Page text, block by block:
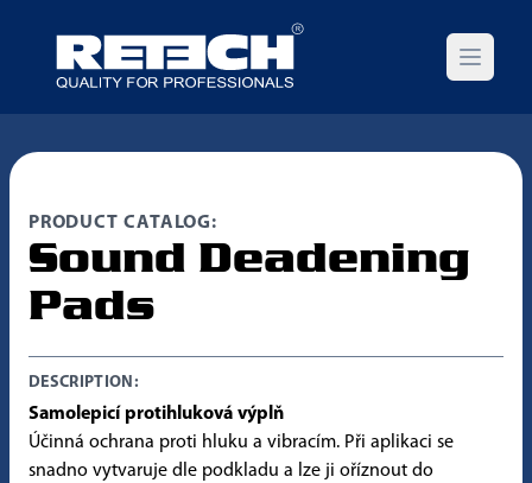
Open
PRODUCT CATALOG:
Sound Deadening
Pads
DESCRIPTION:
Samolepicí protihluková výplň
Účinná ochrana proti hluku a vibracím. Při aplikaci se
snadno vytvaruje dle podkladu a lze ji oříznout do